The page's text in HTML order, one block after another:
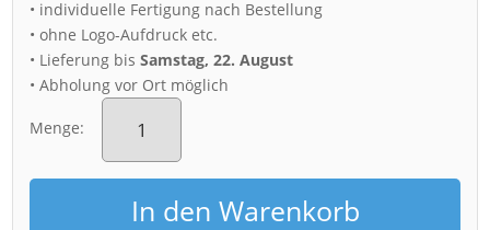
• individuelle Fertigung nach Bestellung
• ohne Logo-Aufdruck etc.
• Lieferung bisSamstag, 22. August
• Abholung vor Ort möglich
Menge:
Leinwand
(00711)
mit
Vollmond
MengeIn den Warenkorb